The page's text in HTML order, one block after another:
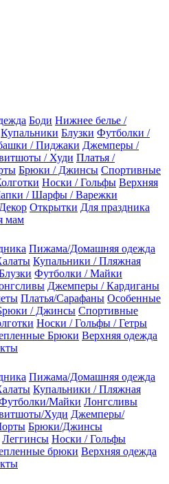
Боди Нижнее белье /
Купальники Блузки Футболки /
/ Пиджаки Джемперы /
/ Худи Платья /
Брюки / Джинсы Спортивные
Носки / Гольфы Верхняя
/ Шарфы / Варежки
Декор Открытки Для праздника
мам
Пижама/Домашняя одежда
Купальники / Пляжная
Футболки / Майки
Джемперы / Кардиганы
Платья/Сарафаны Особенные
/ Джинсы Спортивные
Носки / Гольфы / Гетры
Брюки Верхняя одежда
Пижама/Домашняя одежда
Купальники / Пляжная
Майки Лонгсливы
Худи Джемперы/
Брюки/Джинсы
Леггинсы Носки / Гольфы
брюки Верхняя одежда